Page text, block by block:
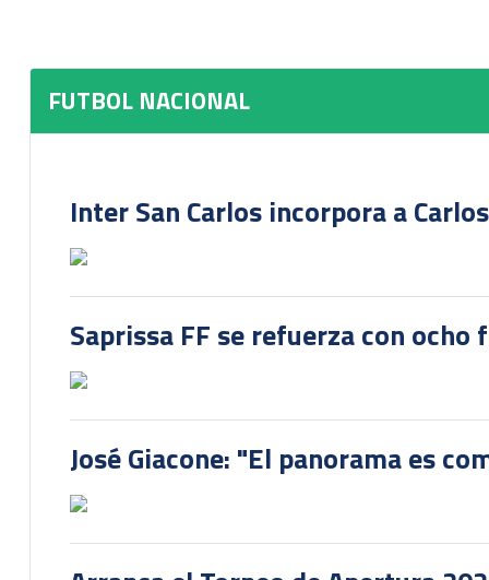
FUTBOL NACIONAL
Inter San Carlos incorpora a
Saprissa FF se refuerza con
José Giacone: "El panorama es